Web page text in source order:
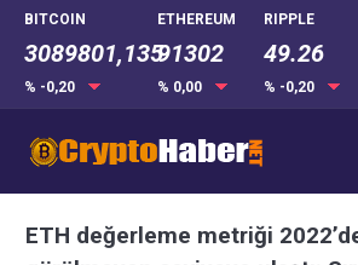
BITCOIN
3089801,135
% -0,20
ETHEREUM
91302
% 0,00
RIPPLE
49.26
% -0,20
ETH değerleme metriği